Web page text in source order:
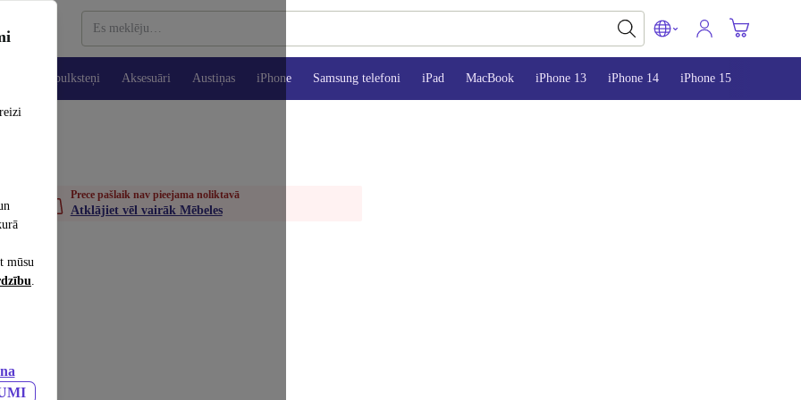
mūsu
.
Viedpulksteņi Aksesuāri Austiņas iPhone Samsung telefoni iPad MacBook iPhone 13 iPhone 14 iPhone 15
Prece pašlaik nav pieejama noliktavā
Atklājiet vēl vairāk Mēbeles